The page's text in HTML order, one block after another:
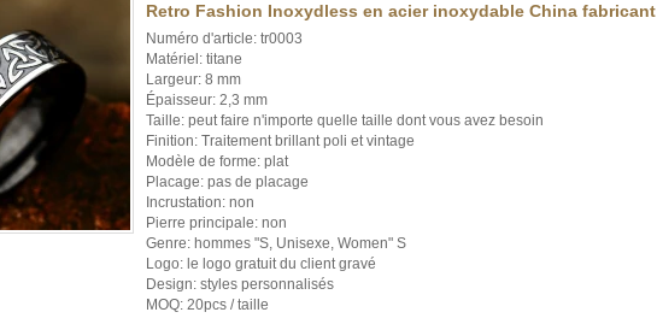
Retro Fashion Inoxydless en acier inoxydable China fabricant
Numéro d'article: tr0003
Matériel: titane
Largeur: 8 mm
Épaisseur: 2,3 mm
Taille: peut faire n'importe quelle taille dont vous avez besoin
Finition: Traitement brillant poli et vintage
Modèle de forme: plat
Placage: pas de placage
Incrustation: non
Pierre principale: non
Genre: hommes "S, Unisexe, Women" S
Logo: le logo gratuit du client gravé
Design: styles personnalisés
MOQ: 20pcs / taille